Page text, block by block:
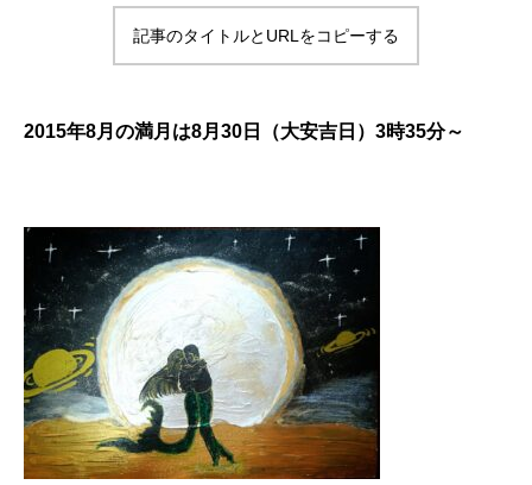
記事のタイトルとURLをコピーする
2015年8月の満月は8月 30 日（大安吉日） 3時35分～